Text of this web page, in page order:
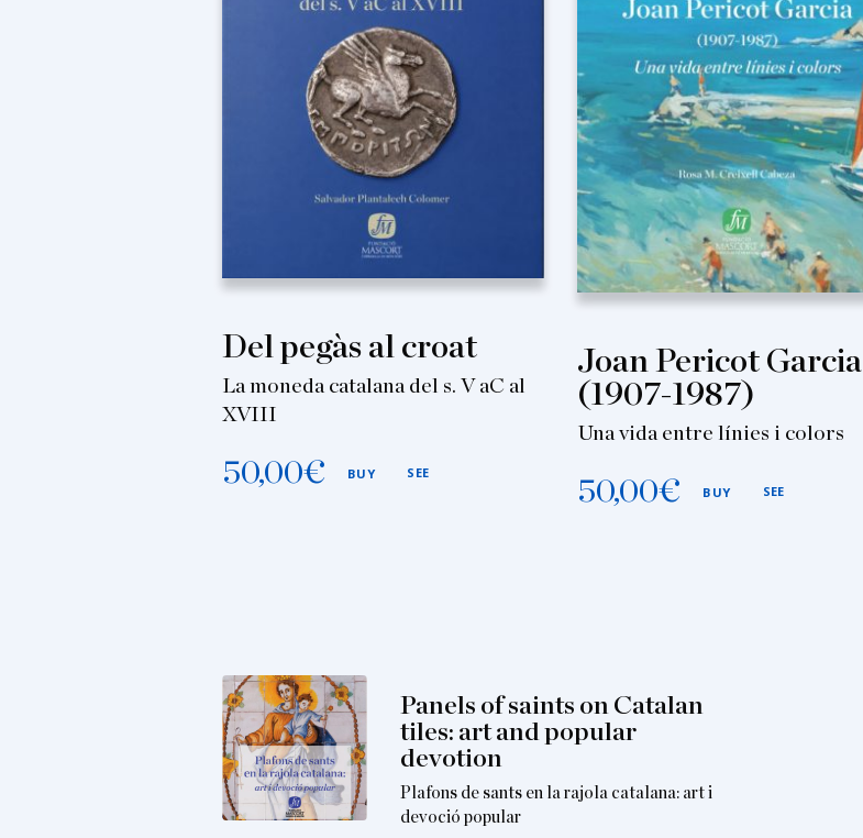
Del pegàs al croat
La moneda catalana del s. V aC al
XVIII
50,00€ BUY SEE
Joan Pericot Garcia
(1907-1987)
Una vida entre línies i colors
50,00€ BUY SEE
Panels of saints on Catalan
tiles: art and popular
devotion
Plafons de sants en la rajola catalana: art i
devoció popular